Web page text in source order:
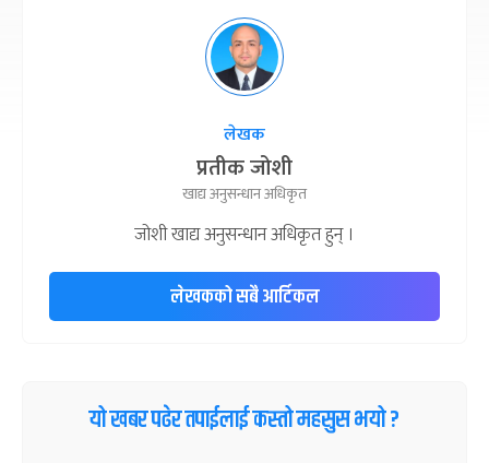
लेखक
प्रतीक जोशी
खाद्य अनुसन्धान अधिकृत
जोशी खाद्य अनुसन्धान अधिकृत हुन् ।
लेखकको सबै आर्टिकल
यो खबर पढेर तपाईलाई कस्तो महसुस भयो ?